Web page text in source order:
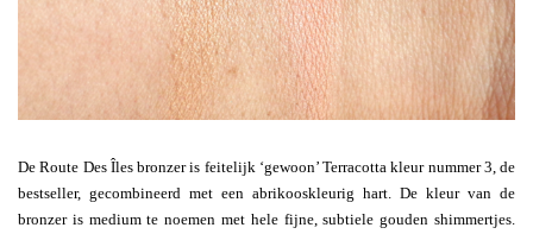
De Route Des Îles bronzer is feitelijk ‘gewoon’ Terracotta kleur nummer 3, de
bestseller, gecombineerd met een abrikooskleurig hart. De kleur van de
bronzer is medium te noemen met hele fijne, subtiele gouden shimmertjes.